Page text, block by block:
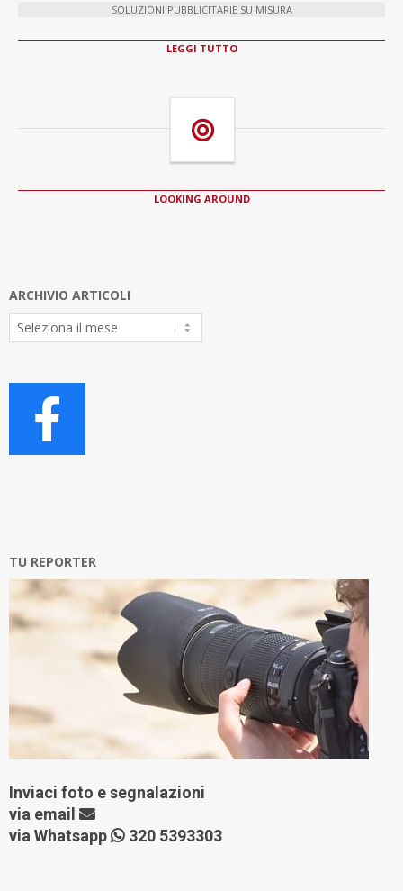
SOLUZIONI PUBBLICITARIE SU MISURA
LEGGI TUTTO
LOOKING AROUND
ARCHIVIO ARTICOLI
Archivio
Articoli
TU REPORTER
Inviaci foto e segnalazioni
via email
via Whatsapp
320 5393303